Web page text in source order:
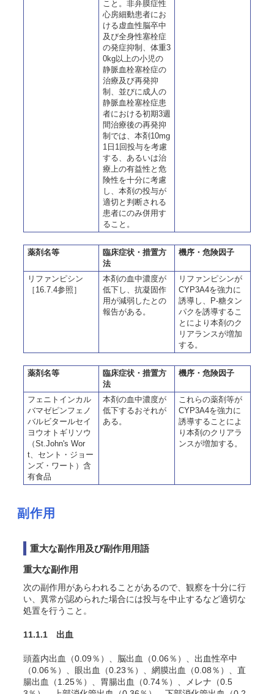
こと。非弁膜症性
心房細動患者にお
ける虚血性脳卒中
及び全身性塞栓症
の発症抑制、体重3
0kg以上の小児の
静脈血栓塞栓症の
治療及び再発抑
制、並びに成人の
静脈血栓塞栓症患
者における初期3週
間治療後の再発抑
制では、本剤10mg
1日1回投与を考慮
する、あるいは治
療上の有益性と危
険性を十分に考慮
し、本剤の投与が
適切と判断される
患者にのみ併用す
ること。
薬剤名等
臨床症状・措置方
法
機序・危険因子
リファンピシン
［16.7.4参照］
本剤の血中濃度が
低下し、抗凝固作
用が減弱したとの
報告がある。
リファンピシンが
CYP3A4を強力に
誘導し、P-糖タン
パクを誘導するこ
とにより本剤のク
リアランスが増加
する。
薬剤名等
臨床症状・措置方
法
機序・危険因子
フェニトインカル
バマゼピンフェノ
バルビタールセイ
ヨウオトギリソウ
（St.John's Wor
t、セント・ジョー
ンズ・ワート）含
有食品
本剤の血中濃度が
低下するおそれが
ある。
これらの薬剤等が
CYP3A4を強力に
誘導することによ
り本剤のクリアラ
ンスが増加する。
副作用
重大な副作用及び副作用用語
重大な副作用
次の副作用があらわれることがあるので、観察を十分に行
い、異常が認められた場合には投与を中止するなど適切な
処置を行うこと。
11.1.1 出血
頭蓋内出血（0.09％）、脳出血（0.06％）、出血性卒中
（0.06％）、眼出血（0.23％）、網膜出血（0.08％）、直
腸出血（1.25％）、胃腸出血（0.74％）、メレナ（0.5